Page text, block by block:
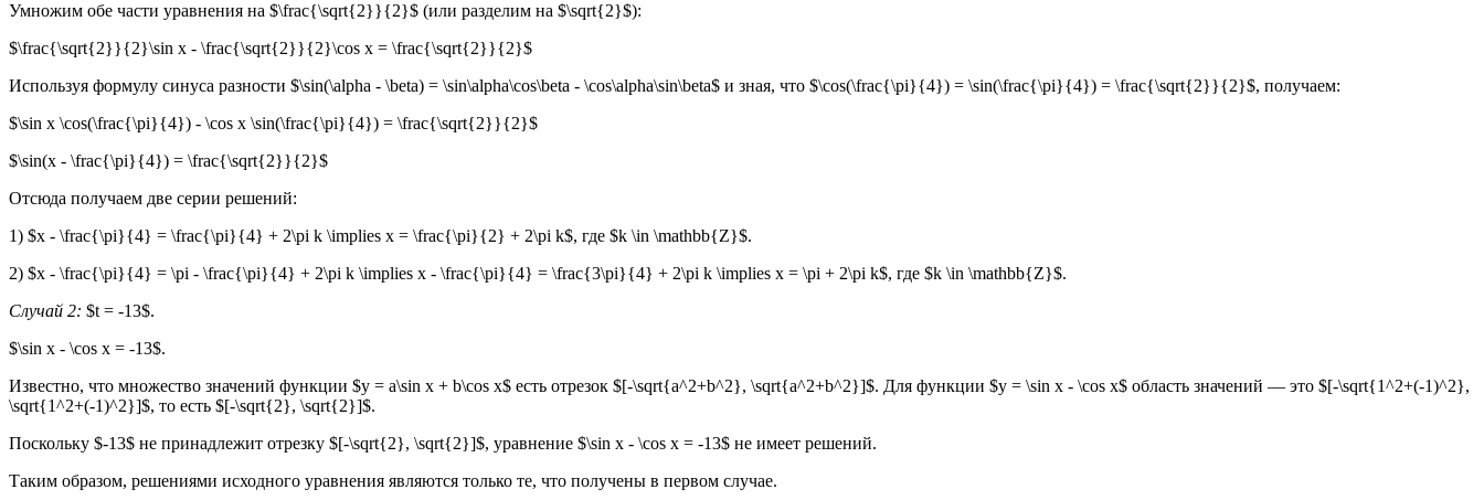
Умножим обе части уравнения на $\frac{\sqrt{2}}{2}$ (или разделим на $\sqrt{2}$):
$\frac{\sqrt{2}}{2}\sin x - \frac{\sqrt{2}}{2}\cos x = \frac{\sqrt{2}}{2}$
Используя формулу синуса разности $\sin(\alpha - \beta) = \sin\alpha\cos\beta - \cos\alpha\sin\beta$ и зная, что $\cos(\frac{\pi}{4}) = \sin(\frac{\pi}{4}) = \frac{\sqrt{2}}{2}$, получаем:
$\sin x \cos(\frac{\pi}{4}) - \cos x \sin(\frac{\pi}{4}) = \frac{\sqrt{2}}{2}$
$\sin(x - \frac{\pi}{4}) = \frac{\sqrt{2}}{2}$
Отсюда получаем две серии решений:
1) $x - \frac{\pi}{4} = \frac{\pi}{4} + 2\pi k \implies x = \frac{\pi}{2} + 2\pi k$, где $k \in \mathbb{Z}$.
2) $x - \frac{\pi}{4} = \pi - \frac{\pi}{4} + 2\pi k \implies x - \frac{\pi}{4} = \frac{3\pi}{4} + 2\pi k \implies x = \pi + 2\pi k$, где $k \in \mathbb{Z}$.
Случай 2: $t = -13$.
$\sin x - \cos x = -13$.
Известно, что множество значений функции $y = a\sin x + b\cos x$ есть отрезок $[-\sqrt{a^2+b^2}, \sqrt{a^2+b^2}]$. Для функции $y = \sin x - \cos x$ область значений — это $[-\sqrt{1^2+(-1)^2},
\sqrt{1^2+(-1)^2}]$, то есть $[-\sqrt{2}, \sqrt{2}]$.
Поскольку $-13$ не принадлежит отрезку $[-\sqrt{2}, \sqrt{2}]$, уравнение $\sin x - \cos x = -13$ не имеет решений.
Таким образом, решениями исходного уравнения являются только те, что получены в первом случае.